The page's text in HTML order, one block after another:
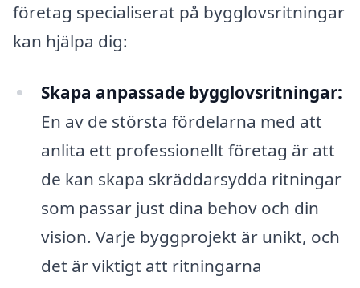
företag specialiserat på bygglovsritningar
kan hjälpa dig:
Skapa anpassade bygglovsritningar:
En av de största fördelarna med att
anlita ett professionellt företag är att
de kan skapa skräddarsydda ritningar
som passar just dina behov och din
vision. Varje byggprojekt är unikt, och
det är viktigt att ritningarna